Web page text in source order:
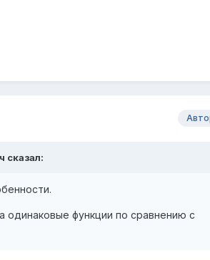
сказал:
функции по сравнению с